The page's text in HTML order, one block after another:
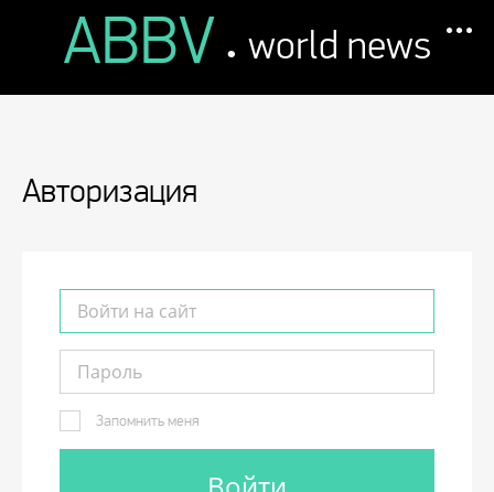
ABBV . world news
Авторизация
Запомнить меня